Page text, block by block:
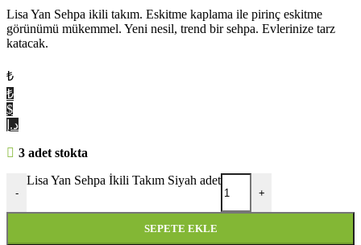
Lisa Yan Sehpa ikili takım. Eskitme kaplama ile pirinç eskitme
görünümü mükemmel. Yeni nesil, trend bir sehpa. Evlerinize tarz
katacak.
₺
₺
$
د.إ
3 adet stokta
-
Lisa Yan Sehpa İkili Takım Siyah adet
+
SEPETE EKLE